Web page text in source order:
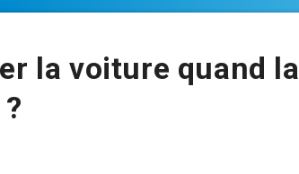
la voiture quand la